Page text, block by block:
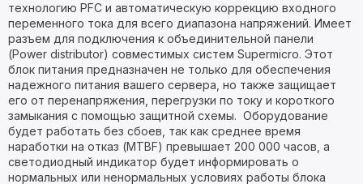
технологию PFC и автоматическую коррекцию входного
переменного тока для всего диапазона напряжений. Имеет
разъем для подключения к объединительной панели
(Power distributor) совместимых систем Supermicro. Этот
блок питания предназначен не только для обеспечения
надежного питания вашего сервера, но также защищает
его от перенапряжения, перегрузки по току и короткого
замыкания с помощью защитной схемы. Оборудование
будет работать без сбоев, так как среднее время
наработки на отказ (MTBF) превышает 200 000 часов, а
светодиодный индикатор будет информировать о
нормальных или ненормальных условиях работы блока